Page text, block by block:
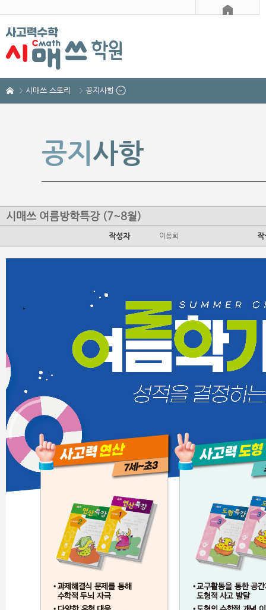
시매쓰 스토리 공지사항
공지 사항
시매쓰 여름방학특강 (7~8월)
작성자 이동희 작